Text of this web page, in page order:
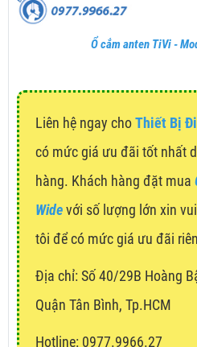
Ổ cắm anten TiVi -
Liên hệ ngay choThiết Bị
có mức giá ưu đãi tốt nhất
hàng. Khách hàng đặt mua
Widevới số lượng lớn xin
tôi để có mức giá ưu đãi
Địa chỉ: Số 40/29B Hoàng
Quận Tân Bình, Tp.HCM
Hotline: 0977.9966.27